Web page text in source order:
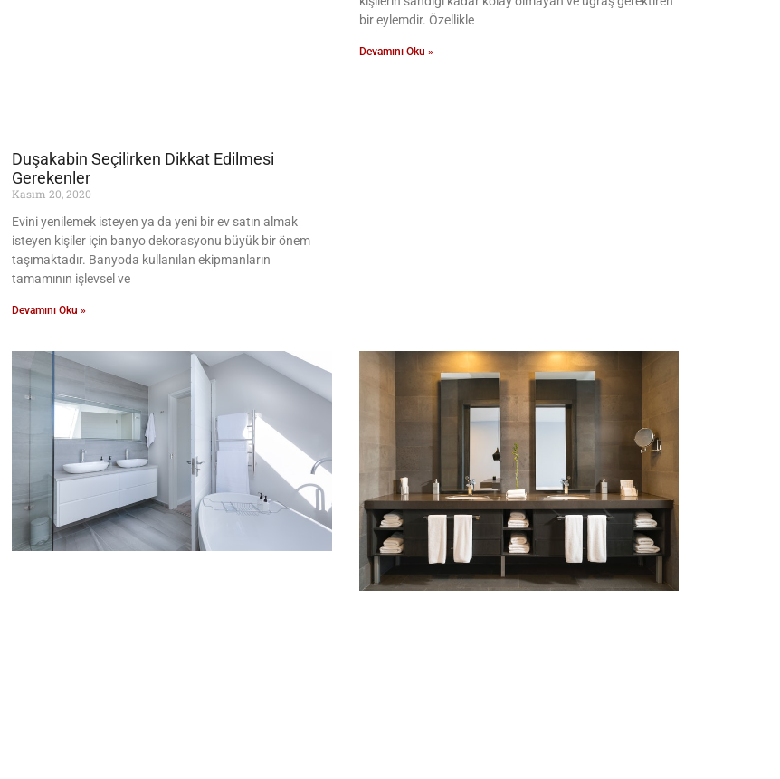
Duşakabin Seçilirken Dikkat Edilmesi
Gerekenler
Kasım 20, 2020
Evini yenilemek isteyen ya da yeni bir ev satın almak
isteyen kişiler için banyo dekorasyonu büyük bir önem
taşımaktadır. Banyoda kullanılan ekipmanların
tamamının işlevsel ve
Devamını Oku »
bir eylemdir. Özellikle
Devamını Oku »